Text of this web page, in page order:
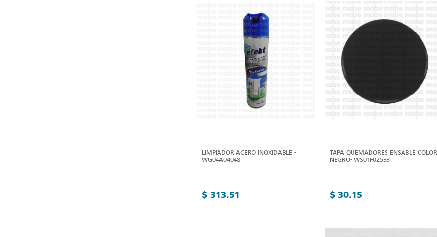
LIMPIADOR ACERO INOXIDABLE -
WG04A04048
$ 313.51
TAPA QUEMADORES ENSABLE COLOR
NEGRO- WS01F02533
$ 30.15